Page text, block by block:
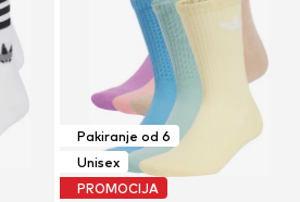
Pakiranje od 6
Unisex
PROMOCIJA